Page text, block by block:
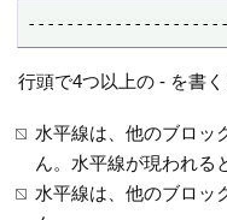
行頭で4つ以上の - を書く
水平線は、他のブロッ
ん。水平線が現われる
水平線は、他のブロッ